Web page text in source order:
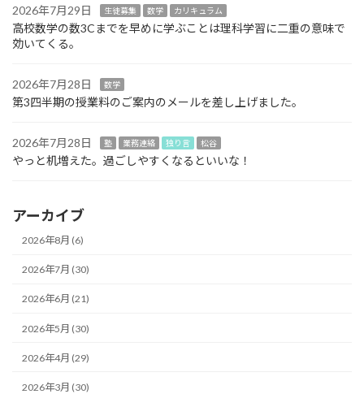
2026年7月29日 生徒募集 数学 カリキュラム
高校数学の数3Cまでを早めに学ぶことは理科学習に二重の意味で
効いてくる。
2026年7月28日 数学
第3四半期の授業料のご案内のメールを差し上げました。
2026年7月28日 塾 業務連絡 独り言 松谷
やっと机増えた。過ごしやすくなるといいな！
アーカイブ
2026年8月 (6)
2026年7月 (30)
2026年6月 (21)
2026年5月 (30)
2026年4月 (29)
2026年3月 (30)